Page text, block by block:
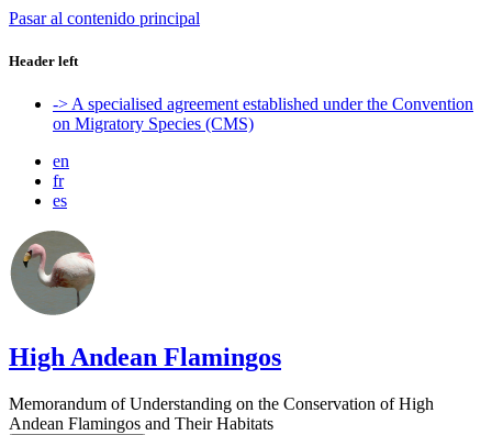
Pasar al contenido principal
Header left
-> A specialised agreement established under the Convention
on Migratory Species (CMS)
en
fr
es
High Andean Flamingos
Memorandum of Understanding on the Conservation of High
Andean Flamingos and Their Habitats